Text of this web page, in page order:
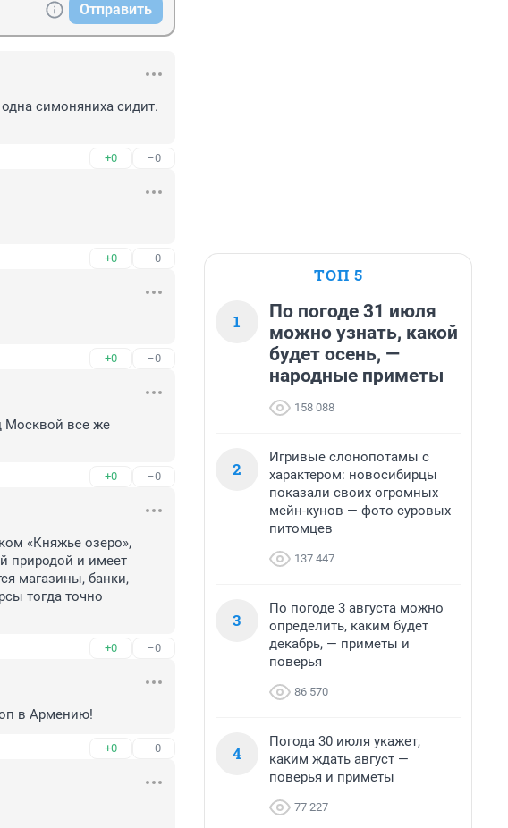
Отправить
симоняниха сидит.
+0 –0
+0 –0
+0 –0
Москвой все же
+0 –0
«Княжье озеро»,
природой и имеет
магазины, банки,
тогда точно
+0 –0
в Армению!
+0 –0
ТОП 5
1
По погоде 31 июля
можно узнать, какой
будет осень, —
народные приметы
158 088
2
Игривые слонопотамы с
характером: новосибирцы
показали своих огромных
мейн-кунов — фото суровых
питомцев
137 447
3
По погоде 3 августа можно
определить, каким будет
декабрь, — приметы и
поверья
86 570
4
Погода 30 июля укажет,
каким ждать август —
поверья и приметы
77 227